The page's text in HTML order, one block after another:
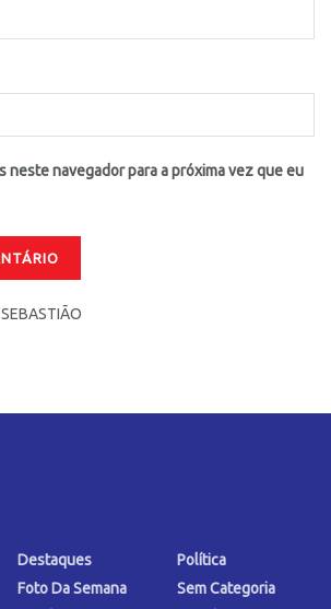
neste navegador para a próxima vez que eu
Destaques
Foto Da Semana
Política
Sem Categoria